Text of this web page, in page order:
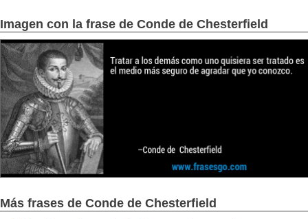
Imagen con la frase de Conde de Chesterfield
Más frases de Conde de Chesterfield